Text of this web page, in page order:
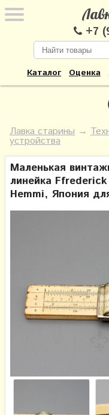
+7
Каталог Оценка
Лавка старины →
устройства
Маленькая
линейка
Hemmi, Япония